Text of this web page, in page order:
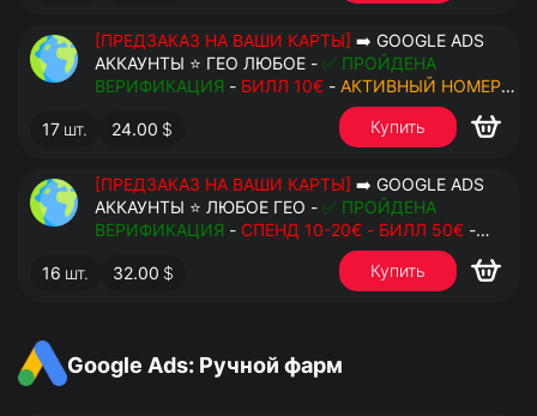
[ПРЕДЗАКАЗ НА ВАШИ КАРТЫ] ➡️ GOOGLE ADS
АККАУНТЫ ⭐ ГЕО ЛЮБОЕ - ✅ ПРОЙДЕНА
ВЕРИФИКАЦИЯ - БИЛЛ 10€ - АКТИВНЫЙ НОМЕР
2ФА И РЕЗЕРВНЫЕ КОДЫ
- РУЧНОЙ ФАРМ - РЕЗЕРВНАЯ ПОЧТА С
ДОСТУПОМ - ПЕРЕДАЧА В АНТИДЕТЕКТ
17 шт. 24.00 $ Купить
[ПРЕДЗАКАЗ НА ВАШИ КАРТЫ] ➡️ GOOGLE ADS
АККАУНТЫ ⭐ ЛЮБОЕ ГЕО - ✅ ПРОЙДЕНА
ВЕРИФИКАЦИЯ - СПЕНД 10-20€ - БИЛЛ 50€ -
АКТИВНЫЙ НОМЕР ДЛЯ ПОВТОРНЫХ СМС-
И РЕЗЕРВНЫЕ КОДЫ
- РУЧНОЙ ФАРМ -
РЕЗЕРВНАЯ ПОЧТА С ДОСТУПОМ - ПЕРЕДАЧА В
16 шт. 32.00 $ Купить
Google Ads: Ручной фарм